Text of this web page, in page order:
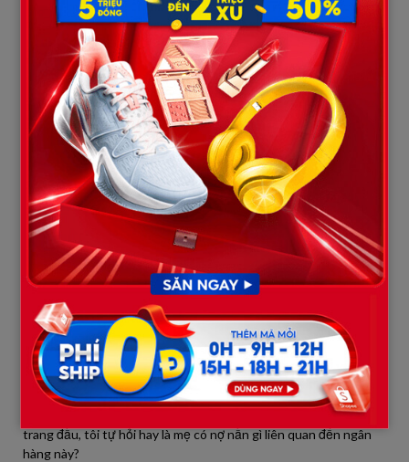
Tang lễ được tổ chức giản dị nhưng đủ đầy. Tôi lo từ bộ áo l;iệm,
hoa trắng đến người tụng kinh. Anh cả chỉ đến đọc điếu văn,
chụp vài tấm ảnh rồi về. Hôm h;ạ h;uyệt, anh còn nói nhỏ: “Em
giữ sổ tiết kiệm ấy đi, anh không giành.”
Tôi cười gượng, “Ai mà giành cái đó.”
Ba ngày sau đám tang, tôi mặc bộ đồ lam giản dị, ôm quyển sổ
tiết kiệm cũ kỹ đến ngân hàng – chi nhánh nơi mẹ đã mở tài
khoản. Tôi chỉ định rút hết tiền để thắp hương mẹ tròn 49 ngày,
coi như khép lại một giai đoạn đau buồn.
Nhân viên tiếp tân nhìn tôi, rồi lịch sự đưa vào phòng riêng. Tôi
ngạc nhiên: “Ủa, em chỉ muốn rút tiền thôi mà?”…
Nhân viên ngân hàng mỉm cười chuyên nghiệp: “Dạ, vì tài khoản
này thuộc diện khách hàng ưu tiên đặc biệt nên chúng em xin
phép mời chị vào phòng VIP để thực hiện thủ tục cho bảo mật
ạ.”
Tôi và chồng nhìn nhau đầy hoang mang. Cầm quyển sổ tiết
kiệm cũ kỹ, bìa hơi sờn với con số 35 triệu ghi rành rành trên
trang đầu, tôi tự hỏi hay là mẹ có nợ nần gì liên quan đến ngân
hàng này?